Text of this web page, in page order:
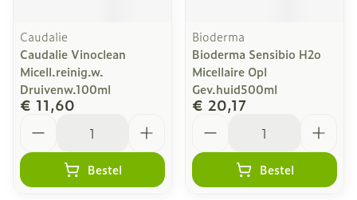
Caudalie
Caudalie Vinoclean
Micell.reinig.w.
Druivenw.100ml
€ 11,60
Bestel
Bioderma
Bioderma Sensibio H2o
Micellaire Opl
Gev.huid500ml
€ 20,17
Bestel